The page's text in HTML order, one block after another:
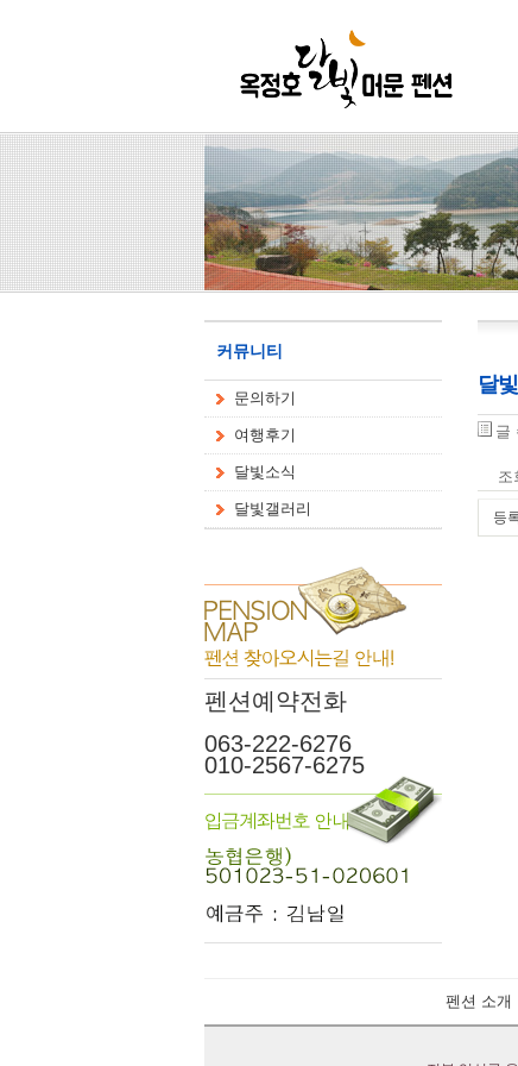
커뮤니티
문의하기
여행후기
달빛소식
달빛갤러리
펜션예약전화
063-222-6276
010-2567-6275
달
글
조
등
펜션 소개